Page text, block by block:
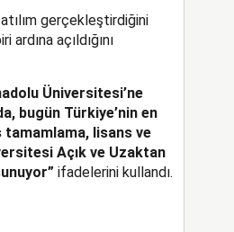
gerçekleştirdiğini
açıldığını
Üniversitesi’ne
bugün Türkiye’nin en
lisans ve
Açık ve Uzaktan
ifadelerini kullandı.